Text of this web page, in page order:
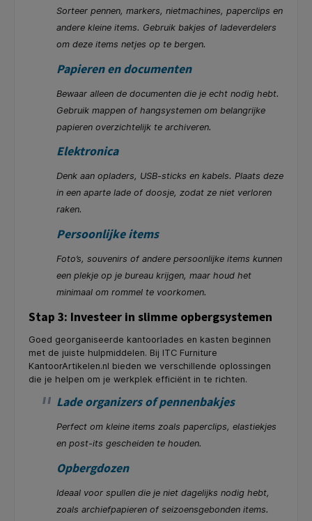
Sorteer pennen, markers, nietmachines, paperclips en
andere kleine items. Gebruik bakjes of ladeverdelers
om deze items netjes op te bergen.
Papieren en documenten
Bewaar alleen de documenten die je echt nodig hebt.
Gebruik mappen of hangsystemen om belangrijke
papieren overzichtelijk te archiveren.
Elektronica
Denk aan opladers, USB-sticks en kabels. Plaats deze
in een aparte lade of doosje, zodat ze niet verloren
raken.
Persoonlijke items
Foto’s, souvenirs of andere persoonlijke items kunnen
een plekje op je bureau krijgen, maar houd het
minimaal om rommel te voorkomen.
Stap 3: Investeer in slimme opbergsystemen
Goed georganiseerde kantoorlades en kasten beginnen
met de juiste hulpmiddelen. Bij ITC Furniture
KantoorArtikelen.nl bieden we verschillende oplossingen
die je helpen om je werkplek efficiënt in te richten.
Lade organizers of pennenbakjes
Perfect om kleine items zoals paperclips, elastiekjes
en post-its gescheiden te houden.
Opbergdozen
Ideaal voor spullen die je niet dagelijks nodig hebt,
zoals archiefpapieren of seizoensgebonden items.